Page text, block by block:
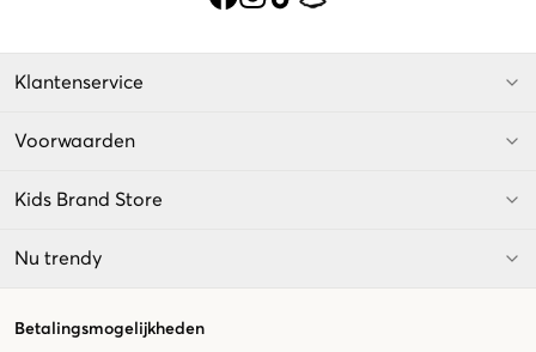
Klantenservice
Voorwaarden
Kids Brand Store
Nu trendy
Betalingsmogelijkheden